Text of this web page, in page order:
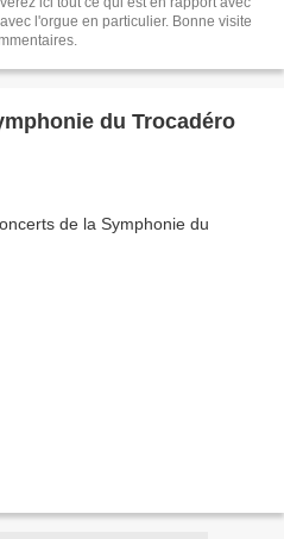
l'orgue en particulier. Bonne visite
du Trocadéro